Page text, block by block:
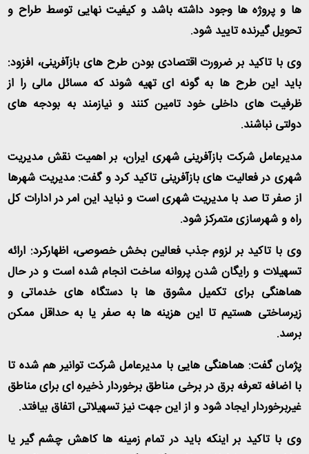
ها و پروژه ها وجود داشته باشد و کیفیت نهایی توسط طراح و
تحویل گیرنده تایید شود.
وی با تاکید بر ضرورت اقتصادی بودن طرح های بازآفرینی، افزود:
باید این طرح ها به گونه ای تهیه شوند که مسائل مالی را از
ظرفیت های داخلی خود تامین کنند و نیازمند به بودجه های
دولتی نباشند.
مدیرعامل شرکت بازآفرینی شهری ایران، بر اهمیت نقش مدیریت
شهری در فعالیت های بازآفرینی تاکید کرد و گفت: مدیریت شهرها
از صفر تا صد با مدیریت شهری است و نباید این امر در ادارات کل
راه و شهرسازی متمرکز شود.
وی با تاکید بر لزوم جذب فعالین بخش خصوصی، اظهارکرد: ارائه
تسهیلات و رایگان شدن پروانه ساخت انجام شده است و در حال
هماهنگی برای تکمیل مشوق ها با دستگاه های خدماتی و
زیرساختی هستیم تا این هزینه ها به صفر یا به حداقل ممکن
برسد.
پژمان گفت: هماهنگی هایی با مدیرعامل شرکت توانیر هم شده تا
با اضافه تعرفه برق در برخی مناطق برخوردار ذخیره ای برای مناطق
غیربرخوردار ایجاد شود و از این جهت نیز تسهیلاتی اتفاق بیافتد.
وی با تاکید بر اینکه باید در تمام زمینه ها کاهش چشم گیر یا